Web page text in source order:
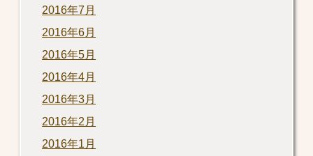
2016年7月
2016年6月
2016年5月
2016年4月
2016年3月
2016年2月
2016年1月